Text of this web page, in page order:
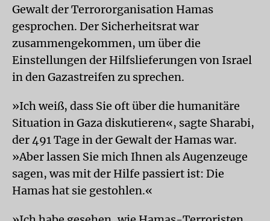
Gewalt der Terrororganisation Hamas
gesprochen. Der Sicherheitsrat war
zusammengekommen, um über die
Einstellungen der Hilfslieferungen von Israel
in den Gazastreifen zu sprechen.
»Ich weiß, dass Sie oft über die humanitäre
Situation in Gaza diskutieren«, sagte Sharabi,
der 491 Tage in der Gewalt der Hamas war.
»Aber lassen Sie mich Ihnen als Augenzeuge
sagen, was mit der Hilfe passiert ist: Die
Hamas hat sie gestohlen.«